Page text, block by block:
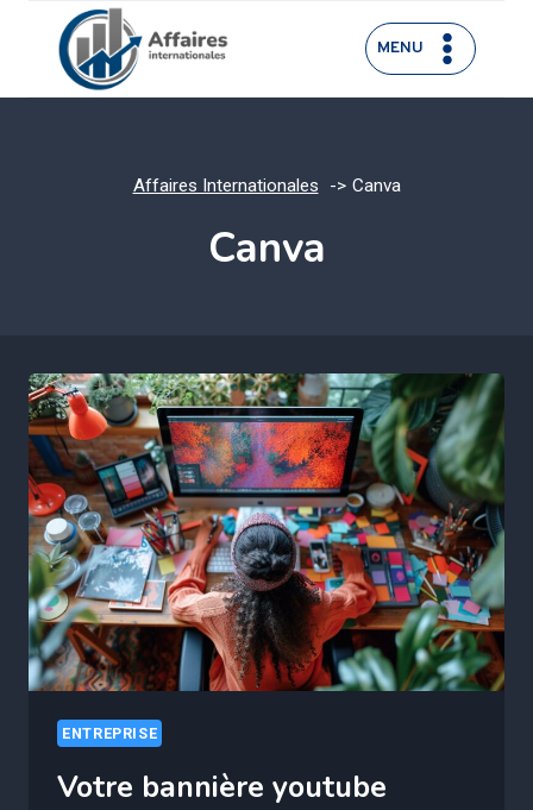
contenu
MENU
Affaires Internationales Canva
Canva
ENTREPRISE
Votre bannière youtube